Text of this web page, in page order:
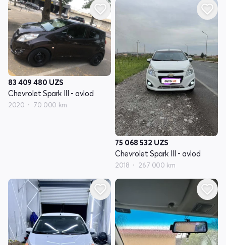
83 409 480 UZS
Chevrolet Spark III - avlod
2020 70 000 km
75 068 532 UZS
Chevrolet Spark III - avlod
2018 267 000 km